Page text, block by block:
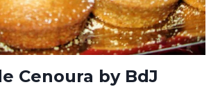
Cenoura by BdJ